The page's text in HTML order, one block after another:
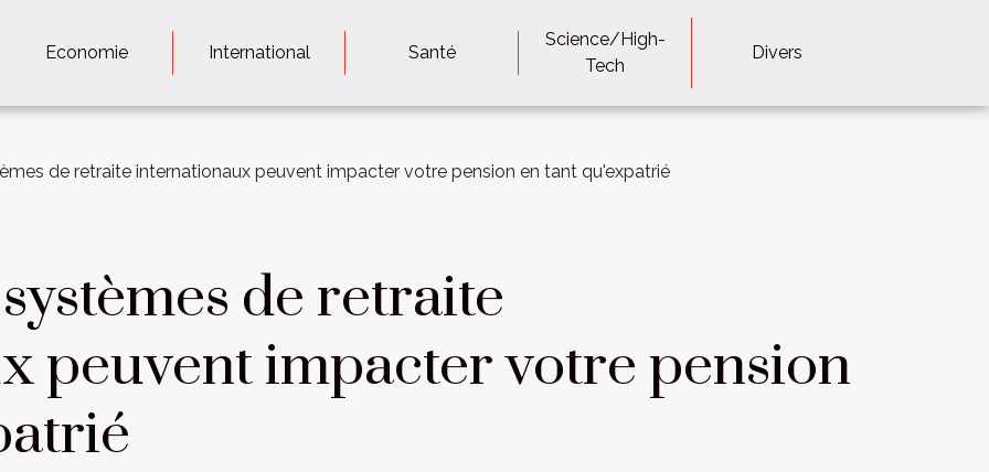
Economie International Santé
Science/High-
Tech
Divers
de retraite internationaux peuvent impacter votre pension en tant qu'expatrié
de retraite
peuvent impacter votre pension